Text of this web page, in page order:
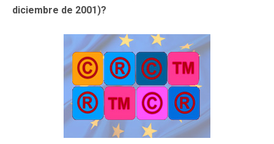
diciembre de 2001)?